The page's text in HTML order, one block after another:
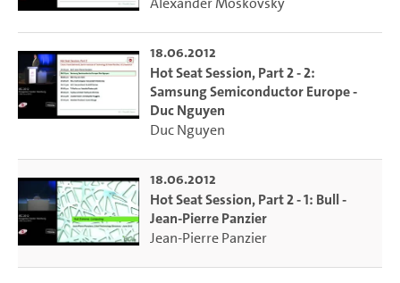
18.06.2012
Hot Seat Session, Part 2 - 2:
Samsung Semiconductor Europe -
Duc Nguyen
Duc Nguyen
18.06.2012
Hot Seat Session, Part 2 - 1: Bull -
Jean-Pierre Panzier
Jean-Pierre Panzier